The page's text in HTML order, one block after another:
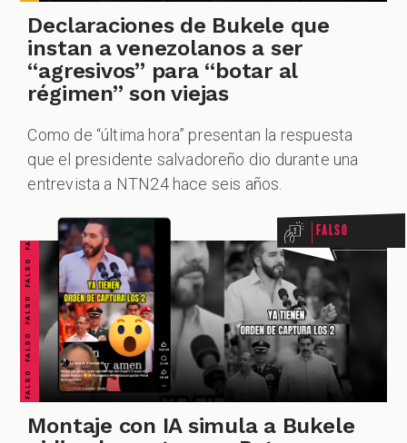
Declaraciones de Bukele que
instan a venezolanos a ser
“agresivos” para “botar al
régimen” son viejas
Como de “última hora” presentan la respuesta
que el presidente salvadoreño dio durante una
entrevista a NTN24 hace seis años.
FALSO FALSO FALSO FALSO FALSO FALSO FALSO Falso
Montaje con IA simula a Bukele